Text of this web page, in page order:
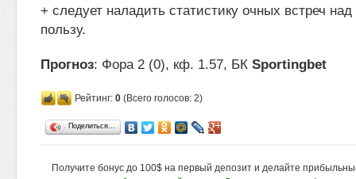
+ следует наладить статистику очных встреч
пользу.
Прогноз: Фора 2 (0), кф. 1.57, БК Sportingbet
Рейтинг: 0 (Всего голосов: 2)
Поделиться…
Получите бонус до 100$ на первый депозит и делайте